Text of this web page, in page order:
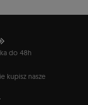
do 48h
kupisz nasze